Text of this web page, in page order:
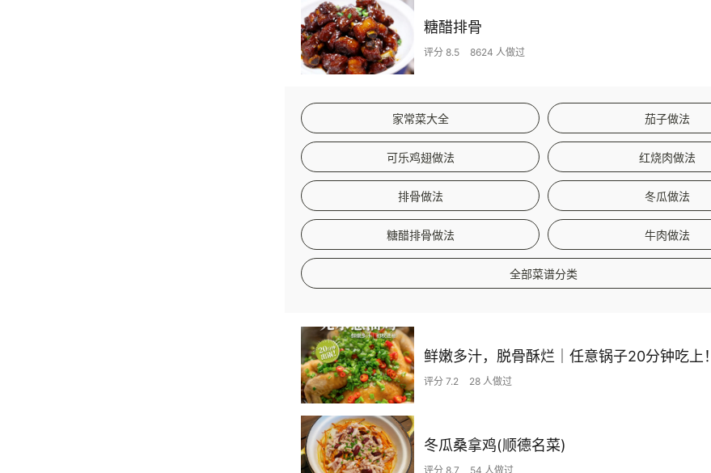
糖醋排骨
评分 8.5 8624 人做过
家常菜大全 茄子做法
可乐鸡翅做法 红烧肉做法
排骨做法 冬瓜做法
糖醋排骨做法 牛肉做法
全部菜谱分类
鲜嫩多汁，脱骨酥烂｜任意锅子20分钟吃上！
评分 7.2 28 人做过
冬瓜桑拿鸡(顺德名菜)
评分 8.7 54 人做过